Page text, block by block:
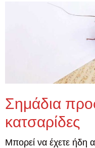
Σημάδια
κατσαρίδες
Μπορεί να έχετε ήδη